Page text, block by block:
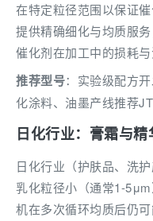
在特定粒径范围以保证
提供精确细化与均质服
催化剂在加工中的损耗与
推荐型号：实验级配方
化涂料、油墨产线推荐
日化行业：膏霜与
日化行业（护肤品、洗
乳化粒径小（通常1-
机在多次循环均质后仍